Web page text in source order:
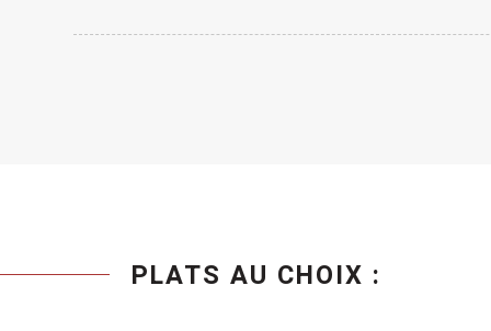
PLATS AU CHOIX :